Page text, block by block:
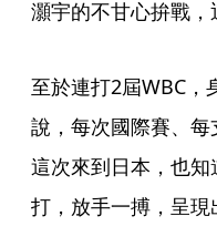
灝宇的不甘心拚戰，
至於連打2屆WBC，
說，每次國際賽、
這次來到日本，也
打，放手一搏，呈現